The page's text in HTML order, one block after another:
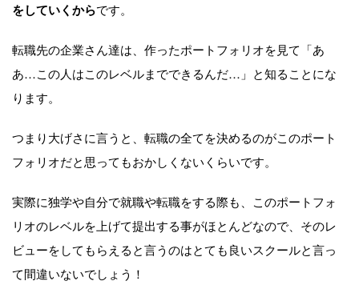
をしていくからです。
転職先の企業さん達は、作ったポートフォリオを見て「あ
あ…この人はこのレベルまでできるんだ…」と知ることにな
ります。
つまり大げさに言うと、転職の全てを決めるのがこのポート
フォリオだと思ってもおかしくないくらいです。
実際に独学や自分で就職や転職をする際も、このポートフォ
リオのレベルを上げて提出する事がほとんどなので、そのレ
ビューをしてもらえると言うのはとても良いスクールと言っ
て間違いないでしょう！